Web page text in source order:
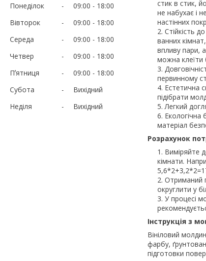
Понеділок 09:00
18:00
Вівторок
09:00
18:00
Середа
09:00
18:00
Четвер
09:00
18:00
Пʼятниця
09:00
18:00
Субота
Вихідний
Неділя
Вихідний
стик в стик,
не набухає і
настінних
Стійкість
ванних
впливу пари,
можна клеїти
первинному
Естетична
підібрати
Легкий
Екологічна
матеріал
Розрахунок
Виміряйте
кімнати.
Отриманий
округлити у
У процесі
Інструкція з
Вініловий
фарбу,
підготовки